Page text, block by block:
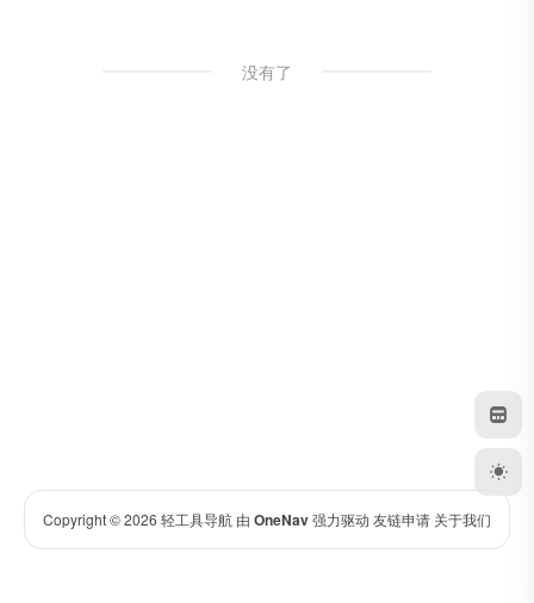
没有了
Copyright © 2026 轻工具导航 由 OneNav强力驱动 友链申请 关于我们